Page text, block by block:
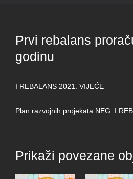
Prvi rebalans
godinu
I REBALANS 2021. VIJEĆE
Plan razvojnih projekata NEG. I
Prikaži povezane